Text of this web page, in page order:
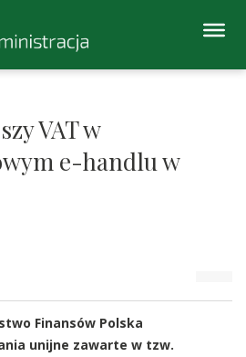
VAT w
e-handlu w
Finansów Polska
unijne zawarte w tzw.